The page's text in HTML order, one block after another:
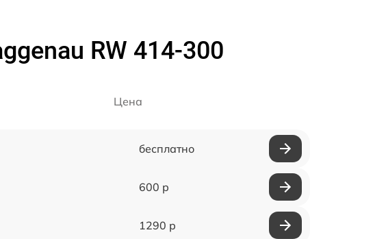
RW 414-300
Цена
бесплатно
600 р
1290 р